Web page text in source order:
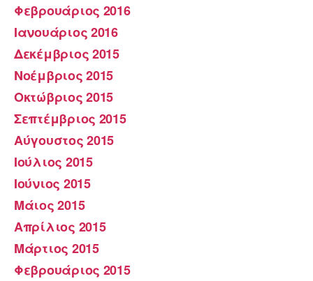
Φεβρουάριος 2016
Ιανουάριος 2016
Δεκέμβριος 2015
Νοέμβριος 2015
Οκτώβριος 2015
Σεπτέμβριος 2015
Αύγουστος 2015
Ιούλιος 2015
Ιούνιος 2015
Μάιος 2015
Απρίλιος 2015
Μάρτιος 2015
Φεβρουάριος 2015